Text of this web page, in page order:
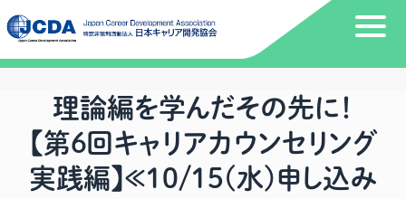
理論編を学んだその先に！
【第6回キャリアカウンセリング
実践編】≪10/15(水)申し込み